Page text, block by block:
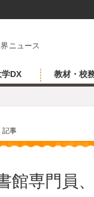
ニュース
学DX 教材・校
記事
館専門員